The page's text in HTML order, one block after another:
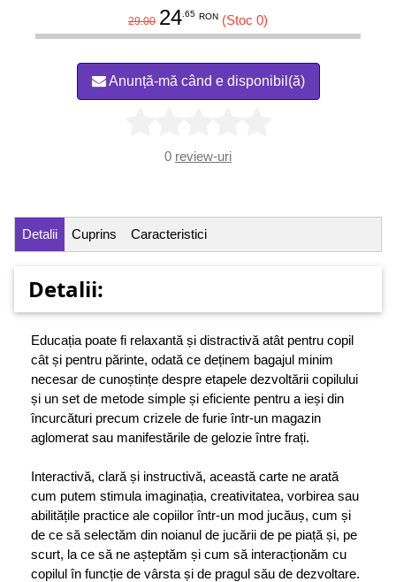
29.00 24.65 RON (Stoc 0)
Anunță-mă când e disponibil(ă)
0 review-uri
Detalii Cuprins Caracteristici
Detalii:
Educația poate fi relaxantă și distractivă atât pentru copil
cât și pentru părinte, odată ce deținem bagajul minim
necesar de cunoștințe despre etapele dezvoltării copilului
și un set de metode simple și eficiente pentru a ieși din
încurcături precum crizele de furie într-un magazin
aglomerat sau manifestările de gelozie între frați.
Interactivă, clară și instructivă, această carte ne arată
cum putem stimula imaginația, creativitatea, vorbirea sau
abilitățile practice ale copiilor într-un mod jucăuș, cum și
de ce să selectăm din noianul de jucării de pe piață și, pe
scurt, la ce să ne așteptăm și cum să interacționăm cu
copilul în funcție de vârsta și de pragul său de dezvoltare.